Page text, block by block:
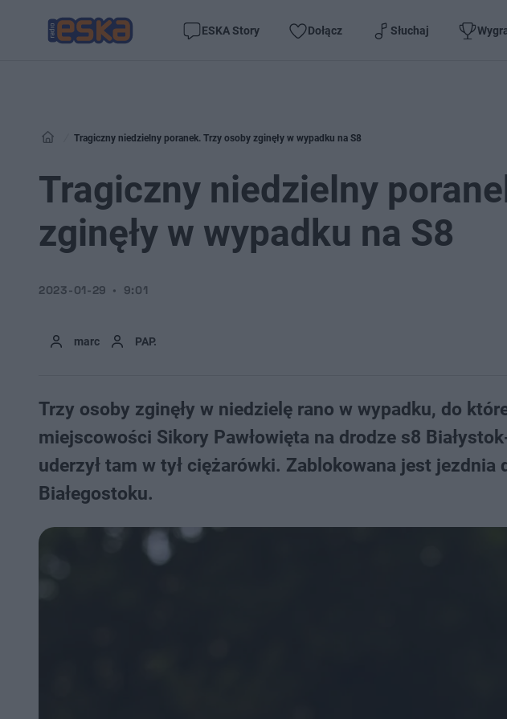
ESKA Story Dołącz Słuchaj
Tragiczny niedzielny poranek. Trzy osoby zginęły w wypadku na S8
Tragiczny niedzielny
zginęły w wypadku na S8
marc PAP.
2023-01-29 9:01
Trzy osoby zginęły w niedzielę rano w wypadku, do
miejscowości Sikory Pawłowięta na drodze s8
uderzył tam w tył ciężarówki. Zablokowana jest
Białegostoku.